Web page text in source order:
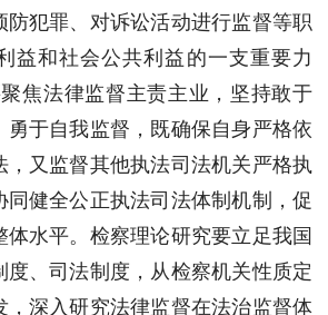
防犯罪、对诉讼活动进行监督等职
益和社会公共利益的一支重要力
焦法律监督主责主业，坚持敢于
勇于自我监督，既确保自身严格依
，又监督其他执法司法机关严格执
同健全公正执法司法体制机制，促
体水平。检察理论研究要立足我国
度、司法制度，从检察机关性质定
，深入研究法律监督在法治监督体